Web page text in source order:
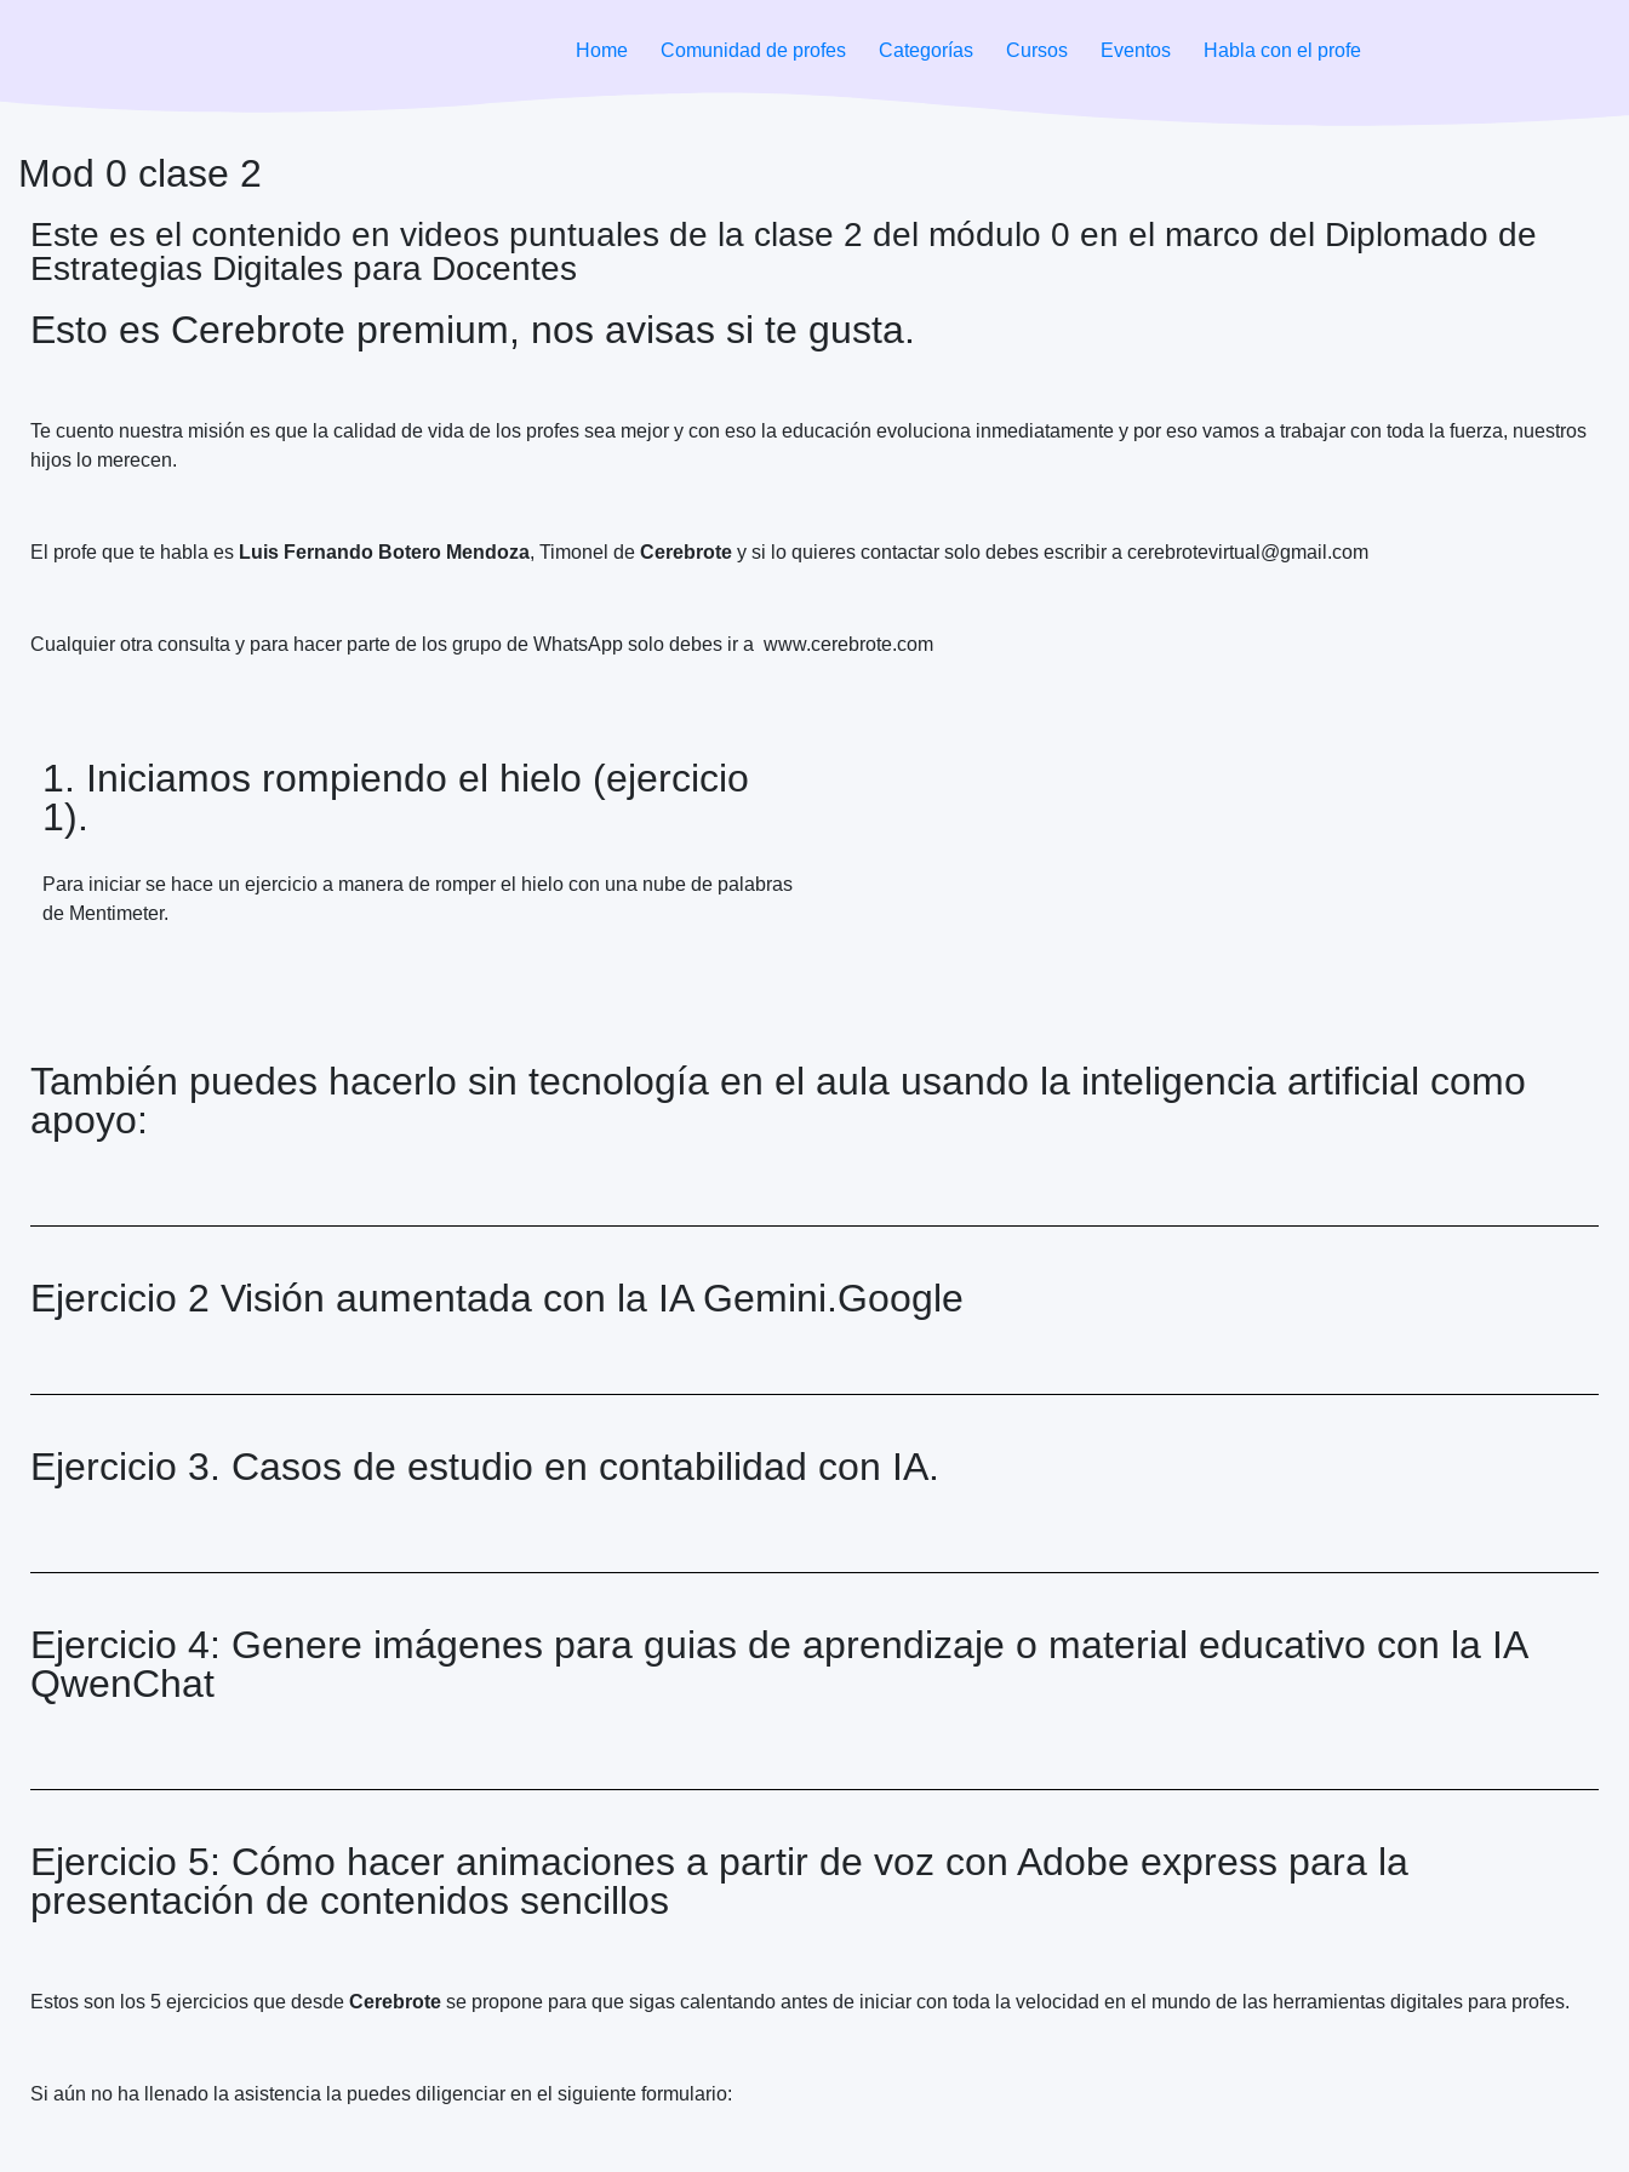
Home Comunidad de profes Categorías Cursos Eventos Habla con el profe
Mod 0 clase 2
Este es el contenido en videos puntuales de la clase 2 del módulo 0 en el marco del Diplomado de
Estrategias Digitales para Docentes
Esto es Cerebrote premium, nos avisas si te gusta.
Te cuento nuestra misión es que la calidad de vida de los profes sea mejor y con eso la educación evoluciona inmediatamente y por eso vamos a trabajar con toda la fuerza, nuestros
hijos lo merecen.
El profe que te habla es Luis Fernando Botero Mendoza, Timonel de Cerebrote y si lo quieres contactar solo debes escribir a cerebrotevirtual@gmail.com
Cualquier otra consulta y para hacer parte de los grupo de WhatsApp solo debes ir a www.cerebrote.com
1. Iniciamos rompiendo el hielo (ejercicio
1).
Para iniciar se hace un ejercicio a manera de romper el hielo con una nube de palabras
de Mentimeter.
También puedes hacerlo sin tecnología en el aula usando la inteligencia artificial como
apoyo:
Ejercicio 2 Visión aumentada con la IA Gemini.Google
Ejercicio 3. Casos de estudio en contabilidad con IA.
Ejercicio 4: Genere imágenes para guias de aprendizaje o material educativo con la IA
QwenChat
Ejercicio 5: Cómo hacer animaciones a partir de voz con Adobe express para la
presentación de contenidos sencillos
Estos son los 5 ejercicios que desde Cerebrote se propone para que sigas calentando antes de iniciar con toda la velocidad en el mundo de las herramientas digitales para profes.
Si aún no ha llenado la asistencia la puedes diligenciar en el siguiente formulario: